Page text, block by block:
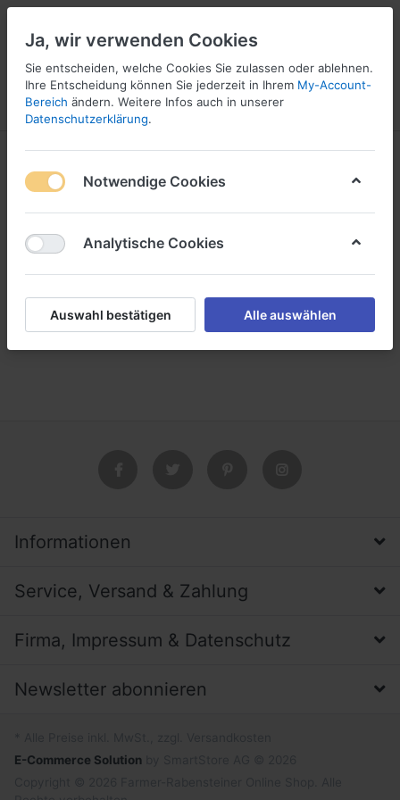
Menü Anmelden Vergleichen Wunschliste
Informationen
Service, Versand & Zahlung
Firma, Impressum & Datenschutz
Newsletter abonnieren
E-Commerce Solution
Ja, wir verwenden Cookies
Sie entscheiden, welche Cookies Sie zulassen oder ablehnen.
Ihre Entscheidung können Sie jederzeit in Ihrem My-Account-
Bereich ändern. Weitere Infos auch in unserer
Datenschutzerklärung.
Notwendige Cookies
Analytische Cookies
Auswahl bestätigen Alle auswählen